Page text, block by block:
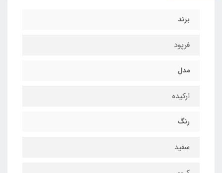
برند
فرپود
مدل
ارکیده
رنگ
سفید